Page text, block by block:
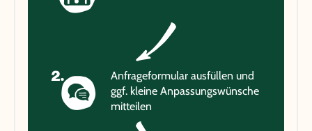
Anfrageformular ausfüllen und
ggf. kleine Anpassungswünsche
mitteilen